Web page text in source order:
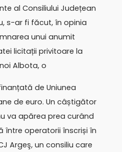
al Consiliului Județean
s-ar fi făcut, în opinia
unui anumit
licitații privitoare la
Albota, o
de Uniunea
de euro. Un câștigător
va apărea prea curând
operatorii înscriși în
Argeş, un consiliu care